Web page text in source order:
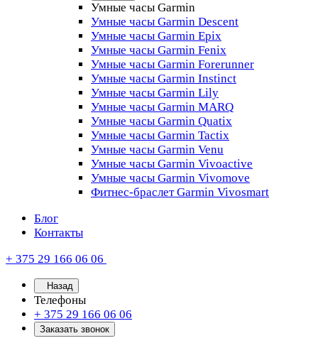
Умные часы Garmin
Умные часы Garmin Descent
Умные часы Garmin Epix
Умные часы Garmin Fenix
Умные часы Garmin Forerunner
Умные часы Garmin Instinct
Умные часы Garmin Lily
Умные часы Garmin MARQ
Умные часы Garmin Quatix
Умные часы Garmin Tactix
Умные часы Garmin Venu
Умные часы Garmin Vivoactive
Умные часы Garmin Vivomove
Фитнес-браслет Garmin Vivosmart
Блог
Контакты
+ 375 29 166 06 06
Назад
Телефоны
+ 375 29 166 06 06
Заказать звонок